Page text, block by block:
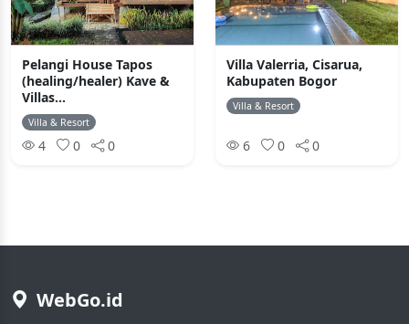
Pelangi House Tapos
(healing/healer) Kave &
Villas...
Villa & Resort
4 0 0
Villa Valerria, Cisarua,
Kabupaten Bogor
Villa & Resort
6 0 0
WebGo.id